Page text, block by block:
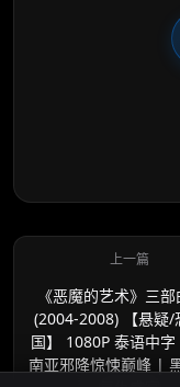
《恶魔的艺术》三
(2004-2008) 【悬疑/
国】 1080P 泰语中字
南亚邪降惊悚巅峰 |